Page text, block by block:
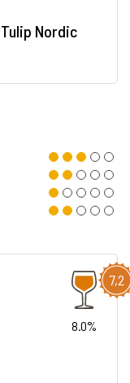
Nordic
7,2
8.0%